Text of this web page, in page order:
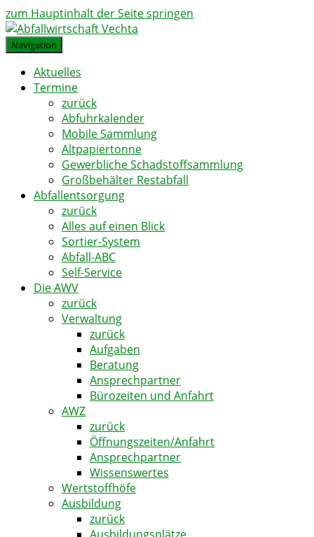
zum Hauptinhalt der Seite springen
Navigation
Aktuelles
Termine
zurück
Abfuhrkalender
Mobile Sammlung
Altpapiertonne
Gewerbliche Schadstoffsammlung
Großbehälter Restabfall
Abfallentsorgung
zurück
Alles auf einen Blick
Sortier-System
Abfall-ABC
Self-Service
Die AWV
zurück
Verwaltung
zurück
Aufgaben
Beratung
Ansprechpartner
Bürozeiten und Anfahrt
AWZ
zurück
Öffnungszeiten/Anfahrt
Ansprechpartner
Wissenswertes
Wertstoffhöfe
Ausbildung
zurück